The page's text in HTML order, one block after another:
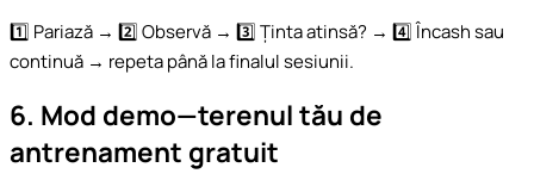
1️⃣ Pariază → 2️⃣ Observă → 3️⃣ Ținta atinsă? → 4️⃣ Încash sau
continuă → repeta până la finalul sesiunii.
6. Mod demo—terenul tău de
antrenament gratuit